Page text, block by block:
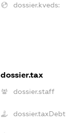
dossier.kveds:
dossier.tax
dossier.staff
dossier.taxDebt